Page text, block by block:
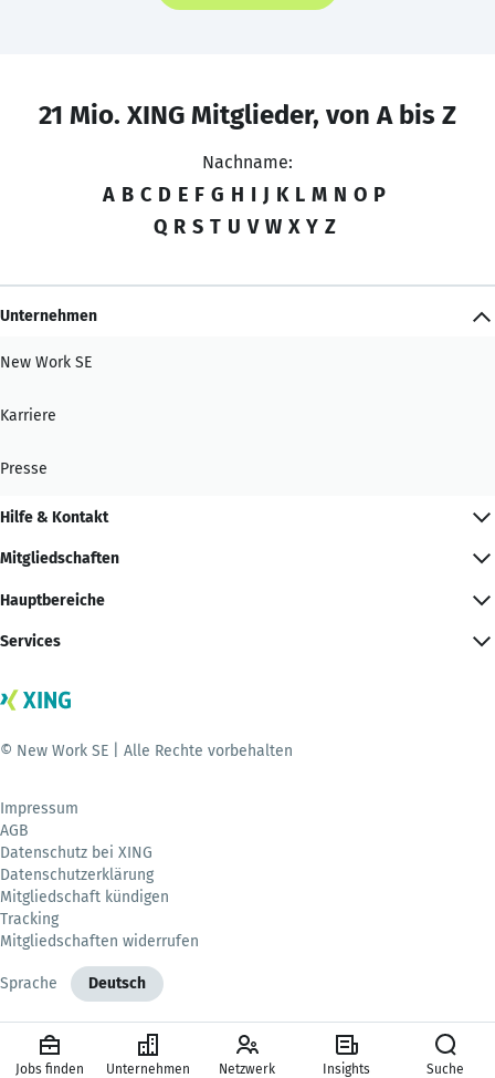
21 Mio. XING Mitglieder, von A bis Z
Nachname:
A B C D E F G H I J K L M N O P
Q R S T U V W X Y Z
Unternehmen
New Work SE
Karriere
Presse
Hilfe & Kontakt
Mitgliedschaften
Hauptbereiche
Services
© New Work SE | Alle Rechte vorbehalten
Impressum
AGB
Datenschutz bei XING
Datenschutzerklärung
Mitgliedschaft kündigen
Tracking
Mitgliedschaften widerrufen
Sprache Deutsch
Jobs finden Unternehmen Netzwerk Insights Suche